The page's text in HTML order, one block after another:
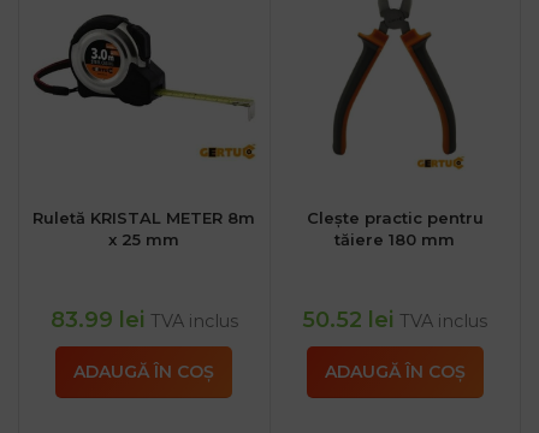
Ruletă KRISTAL METER 8m
x 25 mm
83.99 lei TVA inclus
ADAUGĂ ÎN COȘ
Clește practic pentru
tăiere 180 mm
50.52 lei TVA inclus
ADAUGĂ ÎN COȘ